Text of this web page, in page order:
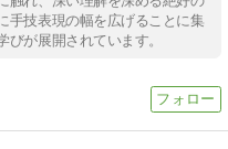
手技表現の幅を広げることに集
が展開されています。